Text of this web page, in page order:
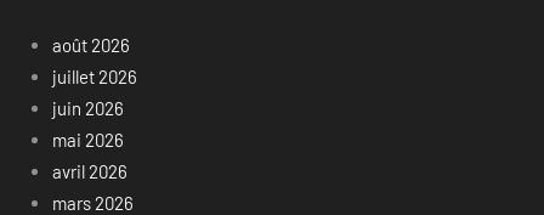
août 2026
juillet 2026
juin 2026
mai 2026
avril 2026
mars 2026